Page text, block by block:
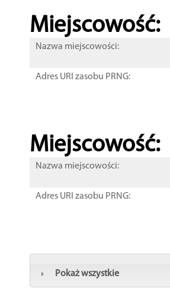
Miejscowość:
Nazwa miejscowości:
Adres URI zasobu PRNG:
Miejscowość:
Nazwa miejscowości:
Adres URI zasobu PRNG:
Pokaż wszystkie